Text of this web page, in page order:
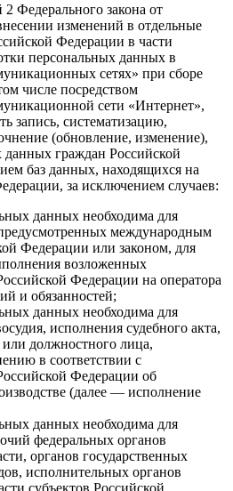
2 Федерального закона от
изменений в отдельные
Федерации в части
персональных данных в
сетях» при сборе
числе посредством
сети «Интернет»,
запись, систематизацию,
(обновление, изменение),
данных граждан Российской
баз данных, находящихся на
за исключением случаев:
данных необходима для
международным
Федерации или законом, для
возложенных
Федерации на оператора
и обязанностей;
данных необходима для
исполнения судебного акта,
или должностного лица,
в соответствии с
Федерации об
(далее — исполнение
данных необходима для
федеральных органов
органов государственных
исполнительных органов
субъектов Российской